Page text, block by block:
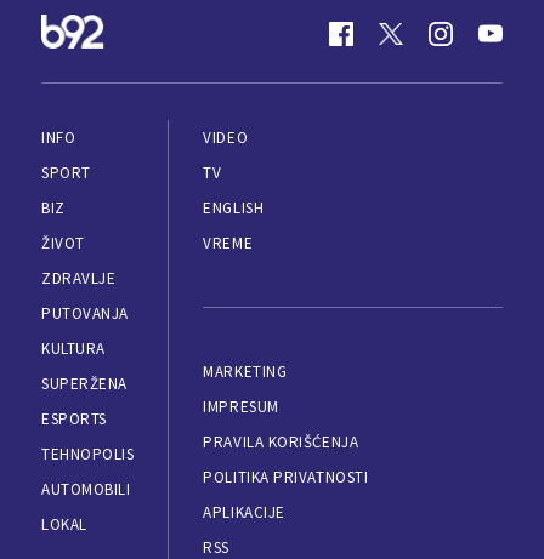
INFO
SPORT
BIZ
ŽIVOT
ZDRAVLJE
PUTOVANJA
KULTURA
SUPERŽENA
ESPORTS
TEHNOPOLIS
AUTOMOBILI
LOKAL
VIDEO
TV
ENGLISH
VREME
MARKETING
IMPRESUM
PRAVILA KORIŠĆENJA
POLITIKA PRIVATNOSTI
APLIKACIJE
RSS